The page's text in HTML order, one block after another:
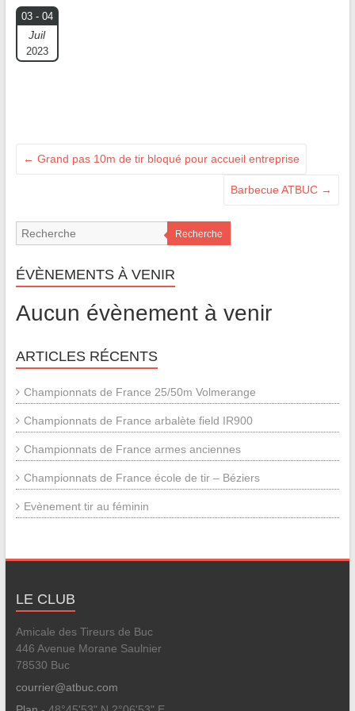
03 - 04
Juil
2023
← Grand pas 10m de tir bloqué pour accueil entreprise
Barbecue ATBUC →
Recherche
ÉVÈNEMENTS À VENIR
Aucun évènement à venir
ARTICLES RÉCENTS
Championnats de France 25/50m Volmerange
Championnats de France arbalète field IR900
Championnats de France armes anciennes
Championnats de France école de tir – Béziers
Evènement tir au féminin
LE CLUB
Amicale des Tireurs de Buc
446 Avenue Morane Saulnier
78530 Buc
courrier@atbuc.com